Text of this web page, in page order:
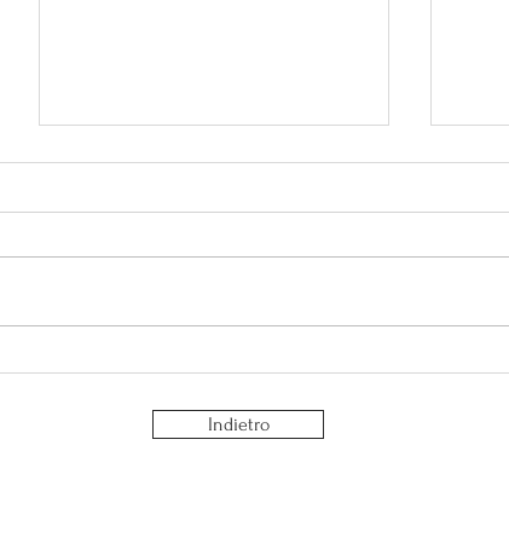
Perché serve tempo per te?
Indietro